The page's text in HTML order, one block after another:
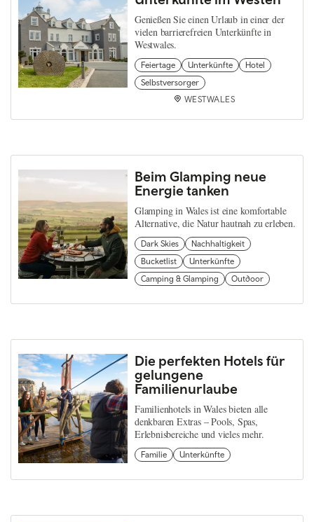
Genießen Sie einen Urlaub in einer der
vielen barrierefreien Unterkünfte in
Westwales.
Feiertage Unterkünfte
Hotel
Selbstversorger
WESTWALES
Beim Glamping neue
Energie tanken
Glamping in Wales ist eine komfortable
Alternative, die Natur hautnah zu erleben.
Dark Skies
Nachhaltigkeit
Bucketlist
Unterkünfte
Camping & Glamping
Outdoor
Die perfekten Hotels für
gelungene
Familienurlaube
Familienhotels in Wales bieten alle
denkbaren Extras – Pools, Spas,
Erlebnisbereiche und vieles mehr.
Familie Unterkünfte